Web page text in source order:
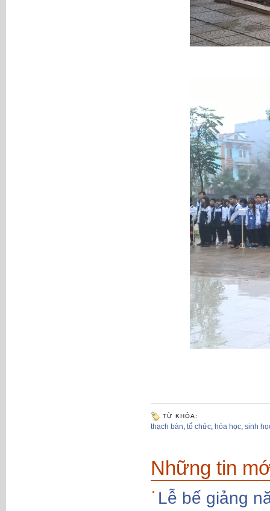
TỪ KHÓA:
thạch bàn, tổ chức, hóa học, sinh
Những tin
Lễ bế giảng